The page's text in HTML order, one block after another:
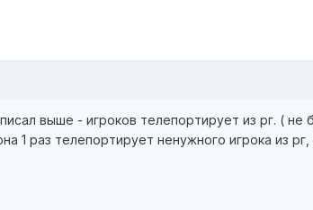
выше - игроков телепортирует из рг. ( не
1 раз телепортирует ненужного игрока из